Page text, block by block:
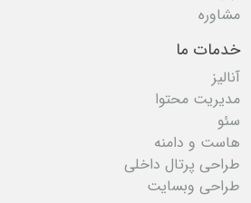
مشاوره
خدمات ما
آنالیز
مدیریت محتوا
سئو
هاست و دامنه
طراحی پرتال داخلی
طراحی وبسایت